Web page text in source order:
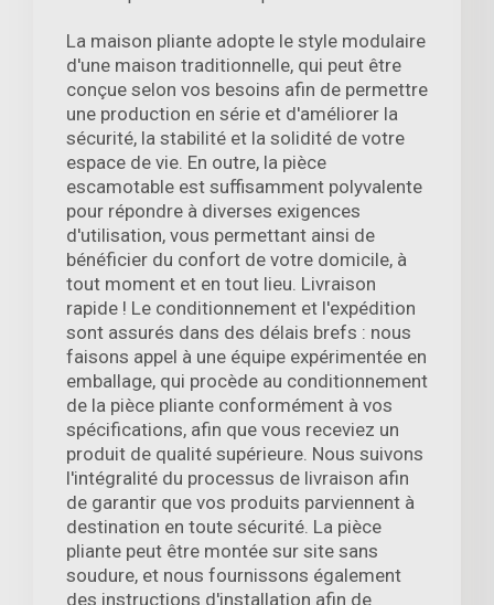
La maison pliante adopte le style modulaire
d'une maison traditionnelle, qui peut être
conçue selon vos besoins afin de permettre
une production en série et d'améliorer la
sécurité, la stabilité et la solidité de votre
espace de vie. En outre, la pièce
escamotable est suffisamment polyvalente
pour répondre à diverses exigences
d'utilisation, vous permettant ainsi de
bénéficier du confort de votre domicile, à
tout moment et en tout lieu. Livraison
rapide ! Le conditionnement et l'expédition
sont assurés dans des délais brefs : nous
faisons appel à une équipe expérimentée en
emballage, qui procède au conditionnement
de la pièce pliante conformément à vos
spécifications, afin que vous receviez un
produit de qualité supérieure. Nous suivons
l'intégralité du processus de livraison afin
de garantir que vos produits parviennent à
destination en toute sécurité. La pièce
pliante peut être montée sur site sans
soudure, et nous fournissons également
des instructions d'installation afin de